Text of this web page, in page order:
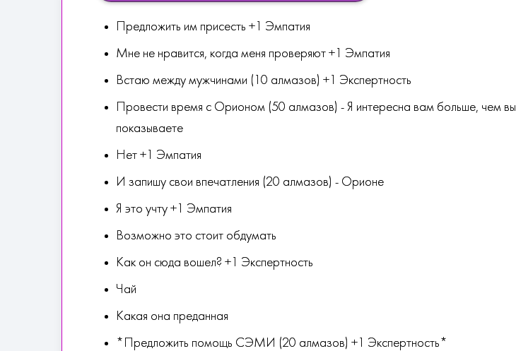
Предложить им присесть +1 Эмпатия
Мне не нравится, когда меня проверяют +1 Эмпатия
Встаю между мужчинами (10 алмазов) +1 Экспертность
Провести время с Орионом (50 алмазов) - Я интересна вам больше, чем вы
показываете
Нет +1 Эмпатия
И запишу свои впечатления (20 алмазов) - Орионе
Я это учту +1 Эмпатия
Возможно это стоит обдумать
Как он сюда вошел? +1 Экспертность
Чай
Какая она преданная
*Предложить помощь СЭМИ (20 алмазов) +1 Экспертность*